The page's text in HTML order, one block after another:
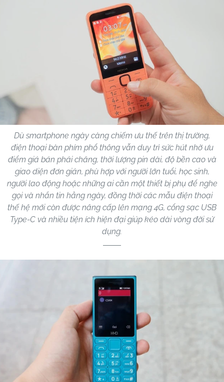
Dù smartphone ngày càng chiếm ưu thế trên thị trường,
điện thoại bàn phím phổ thông vẫn duy trì sức hút nhờ ưu
điểm giá bán phải chăng, thời lượng pin dài, độ bền cao và
giao diện đơn giản, phù hợp với người lớn tuổi, học sinh,
người lao động hoặc những ai cần một thiết bị phụ để nghe
gọi và nhắn tin hằng ngày, đồng thời các mẫu điện thoại
thế hệ mới còn được nâng cấp lên mạng 4G, cổng sạc USB
Type-C và nhiều tiện ích hiện đại giúp kéo dài vòng đời sử
dụng.